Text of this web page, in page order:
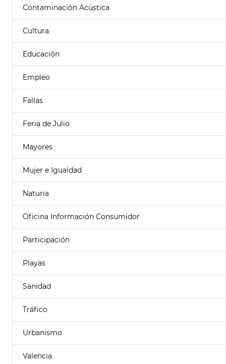
Contaminación Acústica
Cultura
Educación
Empleo
Fallas
Feria de Julio
Mayores
Mujer e Igualdad
Naturia
Oficina Información Consumidor
Participación
Playas
Sanidad
Tráfico
Urbanismo
Valencia